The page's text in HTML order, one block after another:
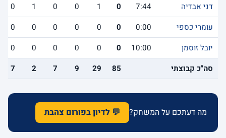
דני אבדיה
7:44
0
1
0
0
1
0
עומרי כספי
0:00
0
0
0
0
0
0
יובל זוסמן
10:00
0
0
0
0
0
0
סה"כ קבוצתי
85
29
9
7
2
7
מה דעתכם על המשחק? 💬 לדיון בפורום צהבת